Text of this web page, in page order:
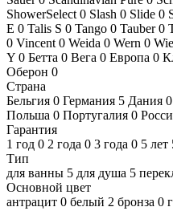
ShowerSelect 0 Slash 0 Slide 0
E 0 Talis S 0 Tango 0 Tauber0
0 Vincent 0 Weida 0 Wern 0
Y 0 Бетта 0 Вега 0 Европа 0
Оберон 0
Страна
Бельгия 0 Германия 5 Дания 0
Польша 0 Португалия 0
Гарантия
1 год 0 2 года 0 3 года 0 5 лет
Тип
для ванны 5 для душа 5
Основной цвет
антрацит 0 белый 2 бронза 0